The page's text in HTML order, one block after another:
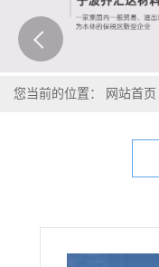
您当前的位置： 网站首页